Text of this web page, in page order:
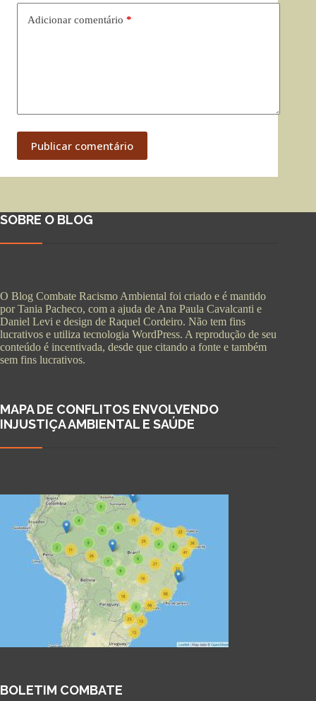
Adicionar comentário *
Publicar comentário
SOBRE O BLOG
O Blog Combate Racismo Ambiental foi criado e é mantido
por Tania Pacheco, com a ajuda de Ana Paula Cavalcanti e
Daniel Levi e design de Raquel Cordeiro. Não tem fins
lucrativos e utiliza tecnologia WordPress. A reprodução de seu
conteúdo é incentivada, desde que citando a fonte e também
sem fins lucrativos.
MAPA DE CONFLITOS ENVOLVENDO
INJUSTIÇA AMBIENTAL E SAÚDE
BOLETIM COMBATE